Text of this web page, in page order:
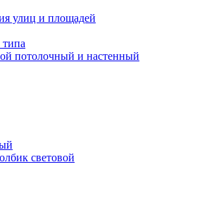
улиц и площадей
потолочный и настенный
световой